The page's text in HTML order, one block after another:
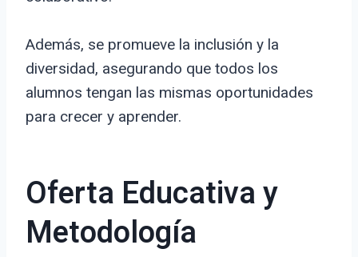
Además, se promueve la inclusión y la
diversidad, asegurando que todos los
alumnos tengan las mismas oportunidades
para crecer y aprender.
Oferta Educativa y
Metodología